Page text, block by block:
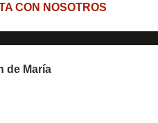
CON NOSOTROS
de María